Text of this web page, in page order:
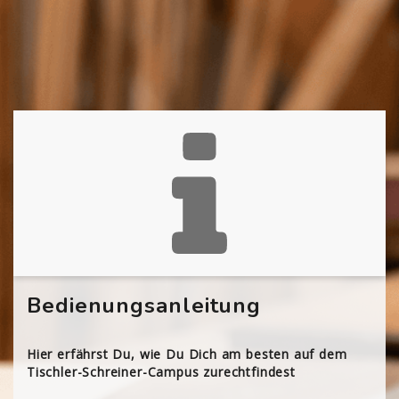
Bedienungsanleitung
Hier erfährst Du, wie Du Dich am besten auf dem
Tischler-Schreiner-Campus zurechtfindest